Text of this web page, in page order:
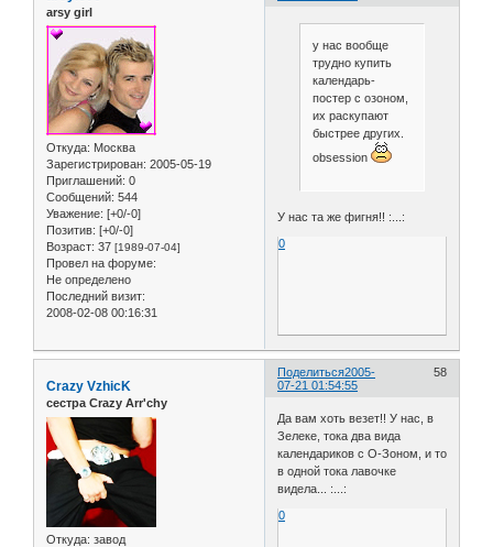
arsy girl
Откуда: Москва
Зарегистрирован: 2005-05-19
Приглашений: 0
Сообщений: 544
Уважение: [+0/-0]
Позитив: [+0/-0]
Возраст: 37 [1989-07-04]
Провел на форуме:
Не определено
Последний визит:
2008-02-08 00:16:31
у нас вообще
трудно купить
календарь-
постер с озоном,
их раскупают
быстрее других.
obsession
У нас та же фигня!! :...:
0
Поделиться 58
2005-
07-21 01:54:55
Crazy VzhicK
сестра Crazy Arr'chy
Откуда: завод
Да вам хоть везет!! У нас, в
Зелеке, тока два вида
календариков с О-Зоном, и то
в одной тока лавочке
видела... :...:
0